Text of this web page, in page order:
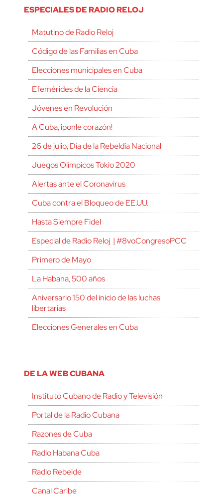
ESPECIALES DE RADIO RELOJ
Matutino de Radio Reloj
Código de las Familias en Cuba
Elecciones municipales en Cuba
Efemérides de la Ciencia
Jóvenes en Revolución
A Cuba, ¡ponle corazón!
26 de julio, Día de la Rebeldía Nacional
Juegos Olímpicos Tokio 2020
Alertas ante el Coronavirus
Cuba contra el Bloqueo de EE.UU.
Hasta Siempre Fidel
Especial de Radio Reloj | #8voCongresoPCC
Primero de Mayo
La Habana, 500 años
Aniversario 150 del inicio de las luchas
libertarias
Elecciones Generales en Cuba
DE LA WEB CUBANA
Instituto Cubano de Radio y Televisión
Portal de la Radio Cubana
Razones de Cuba
Radio Habana Cuba
Radio Rebelde
Canal Caribe